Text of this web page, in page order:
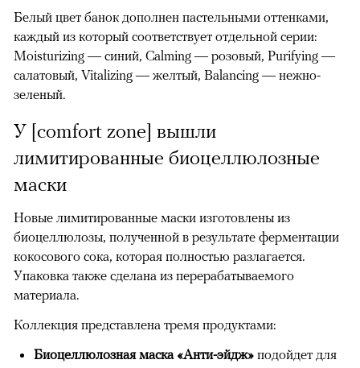
Белый цвет банок дополнен пастельными оттенками,
каждый из который соответствует отдельной серии:
Moisturizing — синий, Calming — розовый, Purifying —
салатовый, Vitalizing — желтый, Balancing — нежно-
зеленый.
У [comfort zone] вышли
лимитированные биоцеллюлозные
маски
Новые лимитированные маски изготовлены из
биоцеллюлозы, полученной в результате ферментации
кокосового сока, которая полностью разлагается.
Упаковка также сделана из перерабатываемого
материала.
Коллекция представлена тремя продуктами:
Биоцеллюлозная маска «Анти-эйдж» подойдет для